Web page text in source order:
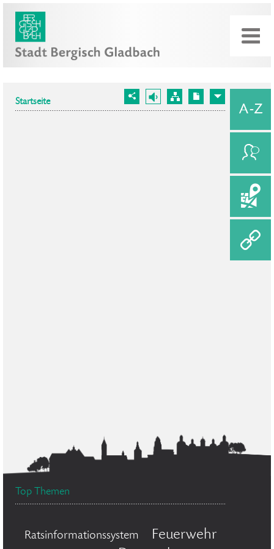
Startseite
Top Themen
Ratsinformationssystem
Feuerwehr